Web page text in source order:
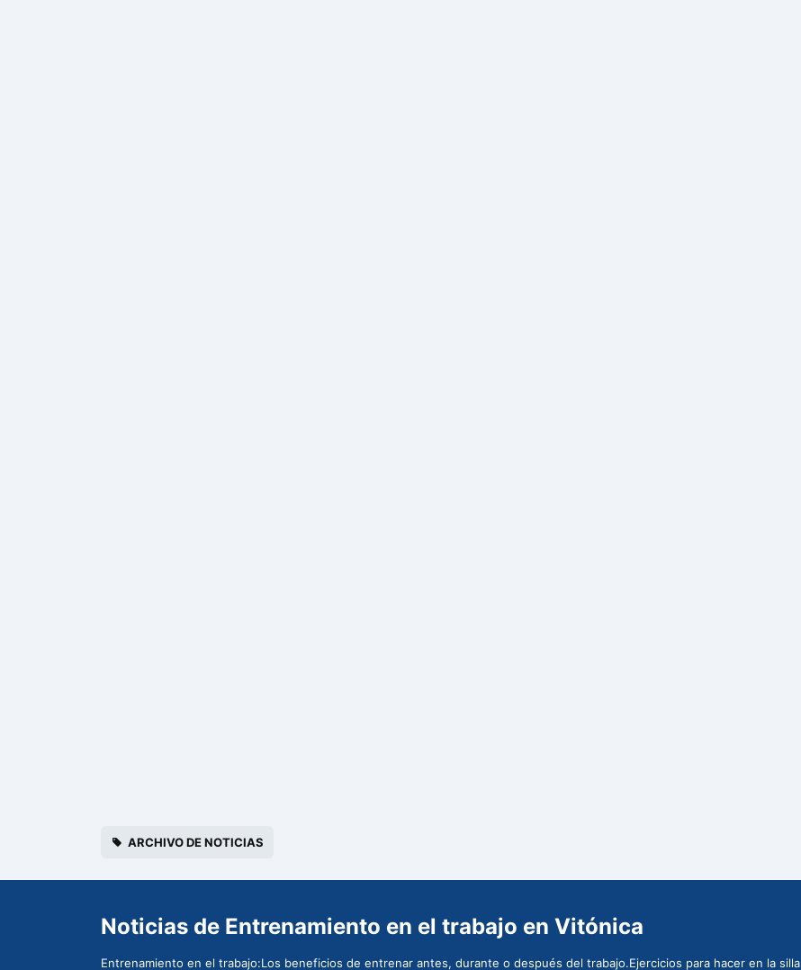
ARCHIVO DE NOTICIAS
Noticias de Entrenamiento en el trabajo en Vitónica
Entrenamiento en el trabajo:Los beneficios de entrenar antes, durante o después del trabajo.Ejercicios para hacer en la silla